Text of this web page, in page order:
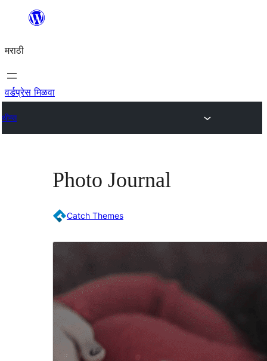
सामुग्रीवर
मराठी
वर्डप्रेस मिळवा
थीम्स
Photo Journal
Catch Themes